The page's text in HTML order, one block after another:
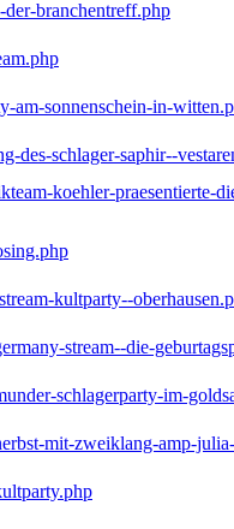
branchentreff.php
am-sonnenschein-in-
des-schlager-saphir--
koehler-praesentierte-
kultparty--
stream--die-
schlagerparty-im-
mit-zweiklang-amp-